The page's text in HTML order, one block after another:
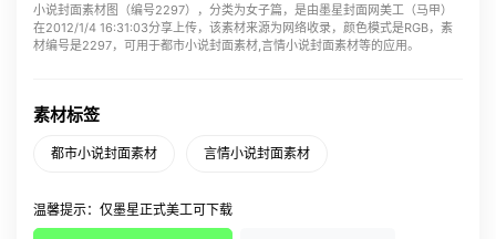
小说封面素材图（编号2297），分类为女子篇，是由墨星封面网美工（马甲）
在2012/1/4 16:31:03分享上传，该素材来源为网络收录，颜色模式是RGB，素
材编号是2297，可用于都市小说封面素材,言情小说封面素材等的应用。
素材标签
都市小说封面素材 言情小说封面素材
温馨提示：仅墨星正式美工可下载